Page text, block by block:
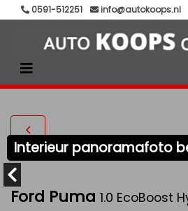
0591-512251 info@autokoops.nl
Interieur panoramafoto
Ford Puma 1.0 EcoBoost